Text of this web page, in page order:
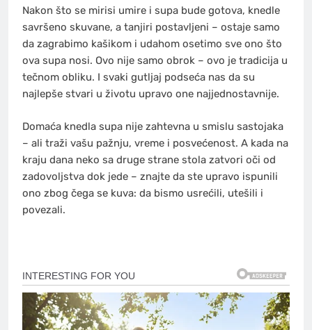
Nakon što se mirisi umire i supa bude gotova, knedle
savršeno skuvane, a tanjiri postavljeni – ostaje samo
da zagrabimo kašikom i udahom osetimo sve ono što
ova supa nosi. Ovo nije samo obrok – ovo je tradicija u
tečnom obliku. I svaki gutljaj podseća nas da su
najlepše stvari u životu upravo one najjednostavnije.
Domaća knedla supa nije zahtevna u smislu sastojaka
– ali traži vašu pažnju, vreme i posvećenost. A kada na
kraju dana neko sa druge strane stola zatvori oči od
zadovoljstva dok jede – znajte da ste upravo ispunili
ono zbog čega se kuva: da bismo usrećili, utešili i
povezali.